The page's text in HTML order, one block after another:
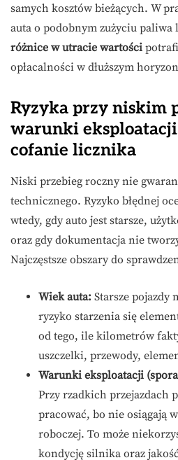
samych kosztów bieżących. W
auta o podobnym zużyciu paliwa
różnice w utracie wartości
opłacalności w dłuższym
Ryzyka przy niskim
warunki
cofanie licznika
Niski przebieg roczny nie
technicznego. Ryzyko błędnej
wtedy, gdy auto jest starsze,
oraz gdy dokumentacja nie
Najczęstsze obszary do
Wiek auta: Starsze pojazdy
ryzyko starzenia się
od tego, ile kilometrów
uszczelki, przewody,
Warunki eksploatacji
Przy rzadkich przejazdach
pracować, bo nie osiągają
roboczej. To może
kondycję silnika oraz